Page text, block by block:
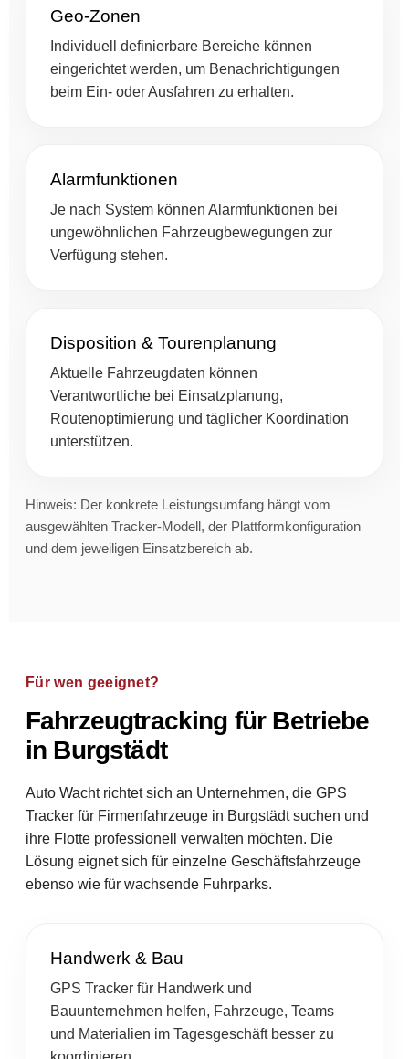
Geo-Zonen
Individuell definierbare Bereiche können
eingerichtet werden, um Benachrichtigungen
beim Ein- oder Ausfahren zu erhalten.
Alarmfunktionen
Je nach System können Alarmfunktionen bei
ungewöhnlichen Fahrzeugbewegungen zur
Verfügung stehen.
Disposition & Tourenplanung
Aktuelle Fahrzeugdaten können
Verantwortliche bei Einsatzplanung,
Routenoptimierung und täglicher Koordination
unterstützen.
Hinweis: Der konkrete Leistungsumfang hängt vom
ausgewählten Tracker-Modell, der Plattformkonfiguration
und dem jeweiligen Einsatzbereich ab.
Für wen geeignet?
Fahrzeugtracking für Betriebe
in Burgstädt
Auto Wacht richtet sich an Unternehmen, die GPS
Tracker für Firmenfahrzeuge in Burgstädt suchen und
ihre Flotte professionell verwalten möchten. Die
Lösung eignet sich für einzelne Geschäftsfahrzeuge
ebenso wie für wachsende Fuhrparks.
Handwerk & Bau
GPS Tracker für Handwerk und
Bauunternehmen helfen, Fahrzeuge, Teams
und Materialien im Tagesgeschäft besser zu